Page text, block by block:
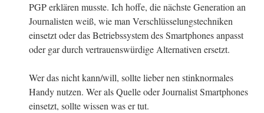
PGP erklären musste. Ich hoffe, die nächste Generation an
Journalisten weiß, wie man Verschlüsselungstechniken
einsetzt oder das Betriebssystem des Smartphones anpasst
oder gar durch vertrauenswürdige Alternativen ersetzt.
Wer das nicht kann/will, sollte lieber nen stinknormales
Handy nutzen. Wer als Quelle oder Journalist Smartphones
einsetzt, sollte wissen was er tut.